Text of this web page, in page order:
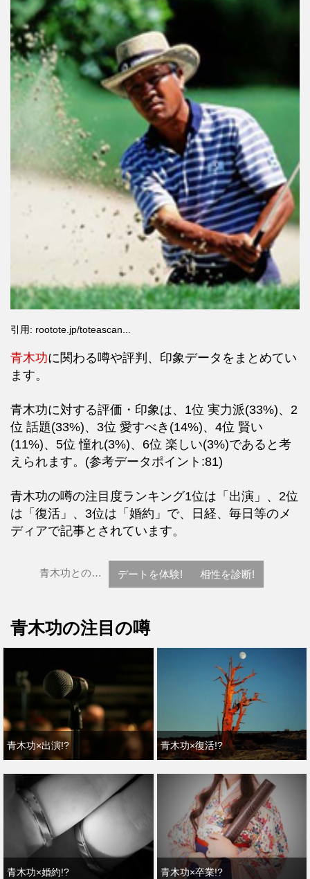
引用: rootote.jp/toteascan...
青木功に関わる噂や評判、印象データをまとめてい
ます。
青木功に対する評価・印象は、1位 実力派(33%)、2
位 話題(33%)、3位 愛すべき(14%)、4位 賢い
(11%)、5位 憧れ(3%)、6位 楽しい(3%)であると考
えられます。(参考データポイント:81)
青木功の噂の注目度ランキング1位は「出演」、2位
は「復活」、3位は「婚約」で、日経、毎日等のメ
ディアで記事とされています。
青木功との… デートを体験! 相性を診断!
青木功の注目の噂
青木功×出演!? 青木功×復活!?
青木功×婚約!? 青木功×卒業!?